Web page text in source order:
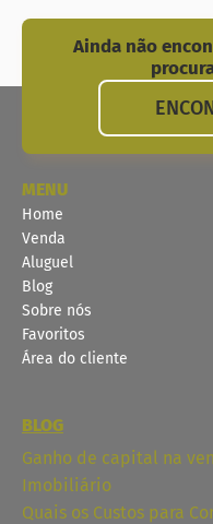
Ainda não
MENU
Home
Venda
Aluguel
Blog
Sobre nós
Favoritos
Área do cliente
BLOG
Ganho de capital na
Imobiliário
Quais os Custos para